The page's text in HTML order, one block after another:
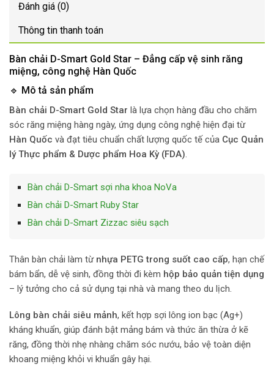
Đánh giá (0)
Thông tin thanh toán
Bàn chải D-Smart Gold Star – Đẳng cấp vệ sinh răng
miệng, công nghệ Hàn Quốc
🔹 Mô tả sản phẩm
Bàn chải D-Smart Gold Star là lựa chọn hàng đầu cho chăm
sóc răng miệng hàng ngày, ứng dụng công nghệ hiện đại từ
Hàn Quốc và đạt tiêu chuẩn chất lượng quốc tế của Cục Quản
lý Thực phẩm & Dược phẩm Hoa Kỳ (FDA).
Bàn chải D-Smart sợi nha khoa NoVa
Bàn chải D-Smart Ruby Star
Bàn chải D-Smart Zizzac siêu sạch
Thân bàn chải làm từ nhựa PETG trong suốt cao cấp, hạn chế
bám bẩn, dễ vệ sinh, đồng thời đi kèm hộp bảo quản tiện dụng
– lý tưởng cho cả sử dụng tại nhà và mang theo du lịch.
Lông bàn chải siêu mảnh, kết hợp sợi lông ion bạc (Ag+)
kháng khuẩn, giúp đánh bật mảng bám và thức ăn thừa ở kẽ
răng, đồng thời nhẹ nhàng chăm sóc nướu, bảo vệ toàn diện
khoang miệng khỏi vi khuẩn gây hại.